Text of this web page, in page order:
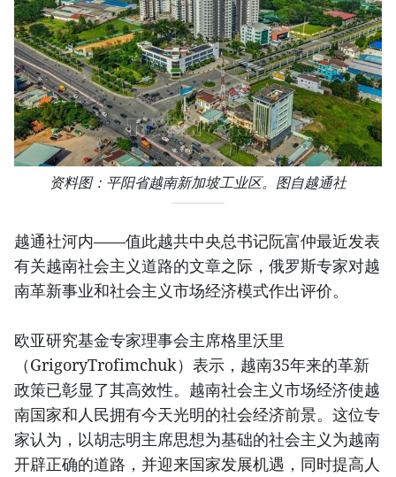
资料图：平阳省越南新加坡工业区。图自越通社
越通社河内——值此越共中央总书记阮富仲最近发表
有关越南社会主义道路的文章之际，俄罗斯专家对越
南革新事业和社会主义市场经济模式作出评价。
欧亚研究基金专家理事会主席格里沃里
（GrigoryTrofimchuk）表示，越南35年来的革新
政策已彰显了其高效性。越南社会主义市场经济使越
南国家和人民拥有今天光明的社会经济前景。这位专
家认为，以胡志明主席思想为基础的社会主义为越南
开辟正确的道路，并迎来国家发展机遇，同时提高人